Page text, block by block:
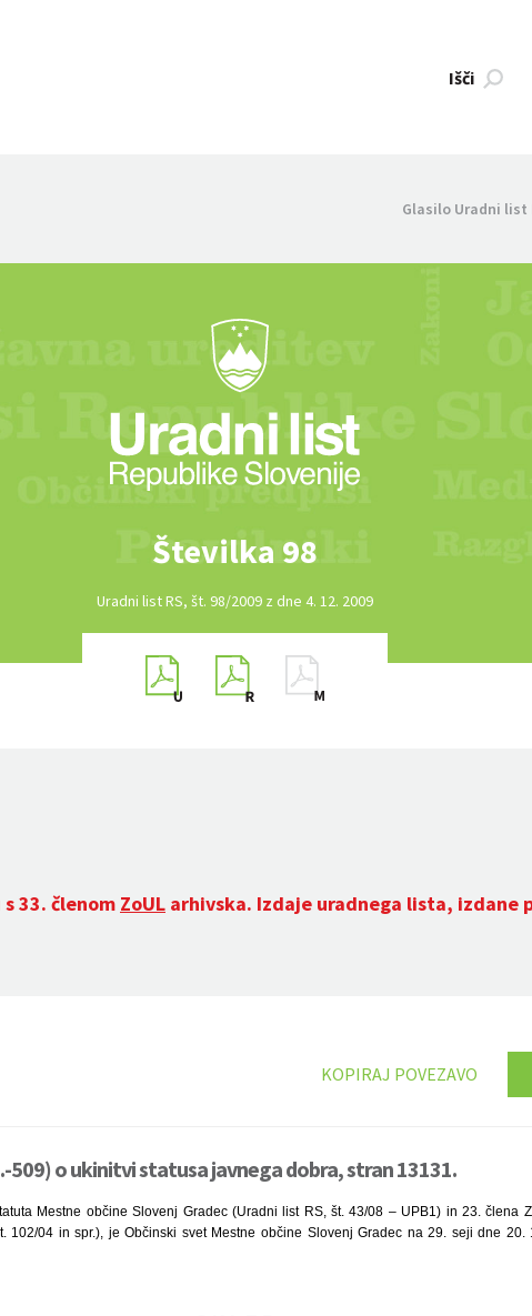
Išči
Glasilo Uradni list
Številka 98
Uradni list RS, št. 98/2009 z dne 4. 12. 2009
33. členom ZoUL arhivska. Izdaje uradnega lista, izdane
KOPIRAJ POVEZAVO
509) o ukinitvi statusa javnega dobra, stran 13131.
Mestne občine Slovenj Gradec (Uradni list RS, št. 43/08 – UPB1) in 23. člena
102/04 in spr.), je Občinski svet Mestne občine Slovenj Gradec na 29. seji dne 20.